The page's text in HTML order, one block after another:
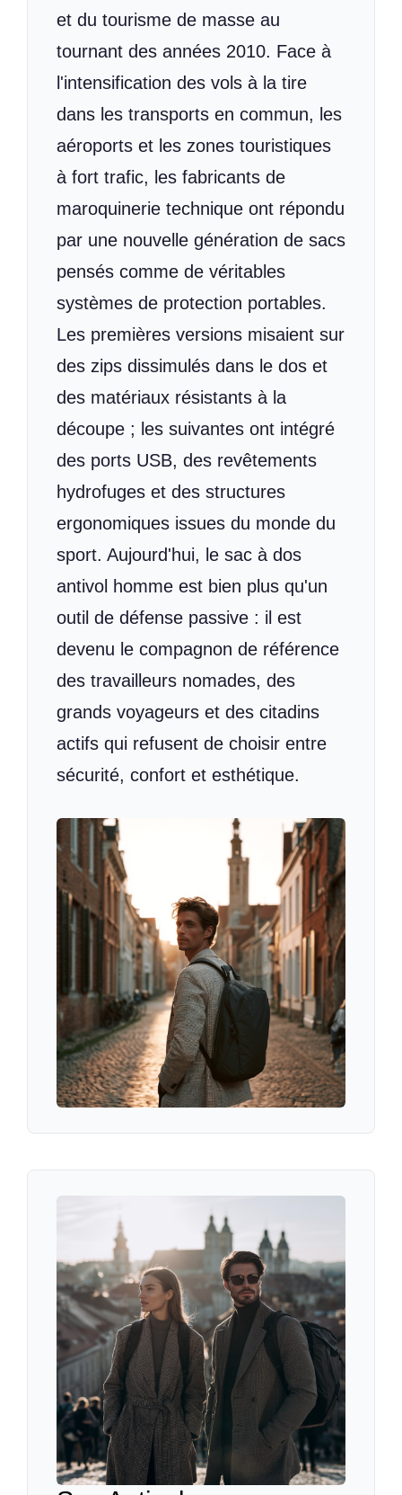
et du tourisme de masse au
tournant des années 2010. Face à
l'intensification des vols à la tire
dans les transports en commun, les
aéroports et les zones touristiques
à fort trafic, les fabricants de
maroquinerie technique ont répondu
par une nouvelle génération de sacs
pensés comme de véritables
systèmes de protection portables.
Les premières versions misaient sur
des zips dissimulés dans le dos et
des matériaux résistants à la
découpe ; les suivantes ont intégré
des ports USB, des revêtements
hydrofuges et des structures
ergonomiques issues du monde du
sport. Aujourd'hui, le sac à dos
antivol homme est bien plus qu'un
outil de défense passive : il est
devenu le compagnon de référence
des travailleurs nomades, des
grands voyageurs et des citadins
actifs qui refusent de choisir entre
sécurité, confort et esthétique.